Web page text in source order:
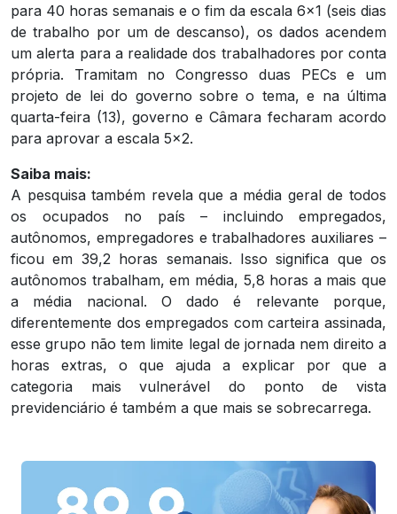
para 40 horas semanais e o fim da escala 6×1 (seis dias
de trabalho por um de descanso), os dados acendem
um alerta para a realidade dos trabalhadores por conta
própria. Tramitam no Congresso duas PECs e um
projeto de lei do governo sobre o tema, e na última
quarta-feira (13), governo e Câmara fecharam acordo
para aprovar a escala 5×2.
Saiba mais:
A pesquisa também revela que a média geral de todos
os ocupados no país – incluindo empregados,
autônomos, empregadores e trabalhadores auxiliares –
ficou em 39,2 horas semanais. Isso significa que os
autônomos trabalham, em média, 5,8 horas a mais que
a média nacional. O dado é relevante porque,
diferentemente dos empregados com carteira assinada,
esse grupo não tem limite legal de jornada nem direito a
horas extras, o que ajuda a explicar por que a
categoria mais vulnerável do ponto de vista
previdenciário é também a que mais se sobrecarrega.